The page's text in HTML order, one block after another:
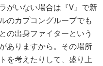
がいない場合は『V』で新
のカプコングループでも
の出身ファイターという
ありますから。その場所
を考えたりして、盛り上